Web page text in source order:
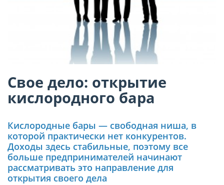
Свое дело: открытие
кислородного бара
Кислородные бары — свободная ниша, в
которой практически нет конкурентов.
Доходы здесь стабильные, поэтому все
больше предпринимателей начинают
рассматривать это направление для
открытия своего дела